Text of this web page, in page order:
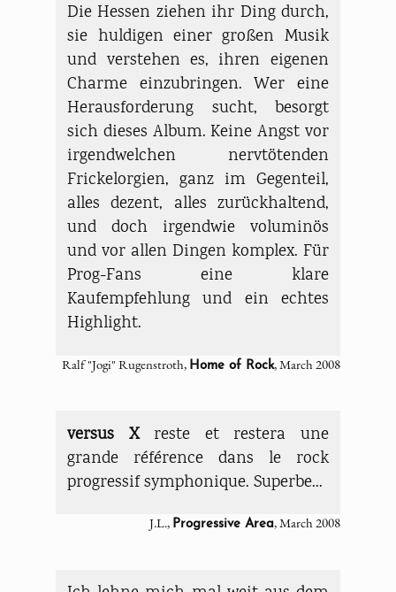
Die Hessen ziehen ihr Ding durch,
sie huldigen einer großen Musik
und verstehen es, ihren eigenen
Charme einzubringen. Wer eine
Herausforderung sucht, besorgt
sich dieses Album. Keine Angst vor
irgendwelchen nervtötenden
Frickelorgien, ganz im Gegenteil,
alles dezent, alles zurückhaltend,
und doch irgendwie voluminös
und vor allen Dingen komplex. Für
Prog-Fans eine klare
Kaufempfehlung und ein echtes
Highlight.
Ralf "Jogi" Rugenstroth, Home of Rock, March 2008
versus Xreste et restera une
grande référence dans le rock
progressif symphonique. Superbe...
J.L., Progressive Area, March 2008